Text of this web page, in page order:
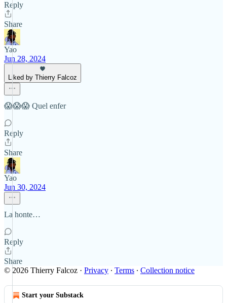
Reply
Share
Yao
Jun 28, 2024
Liked by Thierry Falcoz
😱😱😱 Quel enfer
Reply
Share
Yao
Jun 30, 2024
La honte…
Reply
Share
© 2026 Thierry Falcoz · Privacy ∙ Terms ∙ Collection notice
Start your Substack